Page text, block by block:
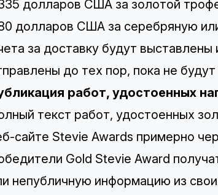
долларов США за золотой
долларов США за серебряную
за доставку будут
до тех пор, пока не
работ, удостоенных
текст работ, удостоенных
сайте Stevie Awards примерно
Gold Stevie Award
непубличную информацию из